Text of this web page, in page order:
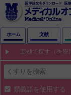
ホーム 文献
薬効で探す（医療
類義語を使用する